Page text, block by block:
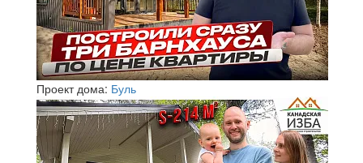
Проект дома: Буль